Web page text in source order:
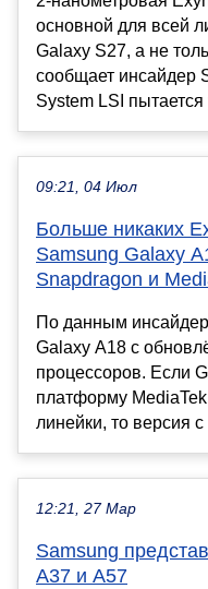
основной для всей
Galaxy S27, а не
сообщает инсайдер
System LSI пытается
09:21, 04 Июл
Больше никаких
Samsung Galaxy
Snapdragon и
По данным
Galaxy A18 с
процессоров. Если
платформу
линейки, то версия
12:21, 27 Мар
Samsung
A37 и A57